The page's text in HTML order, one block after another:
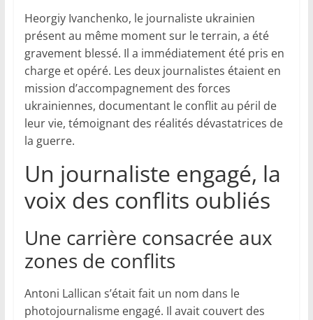
Heorgiy Ivanchenko, le journaliste ukrainien
présent au même moment sur le terrain, a été
gravement blessé. Il a immédiatement été pris en
charge et opéré. Les deux journalistes étaient en
mission d’accompagnement des forces
ukrainiennes, documentant le conflit au péril de
leur vie, témoignant des réalités dévastatrices de
la guerre.
Un journaliste engagé, la
voix des conflits oubliés
Une carrière consacrée aux
zones de conflits
Antoni Lallican s’était fait un nom dans le
photojournalisme engagé. Il avait couvert des